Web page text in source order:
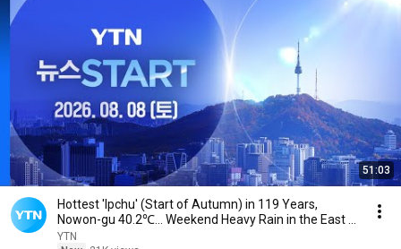
51:03
Hottest 'Ipchu' (Start of Autumn) in 119 Years,
Nowon-gu 40.2℃... Weekend Heavy Rain in the East ...
YTN